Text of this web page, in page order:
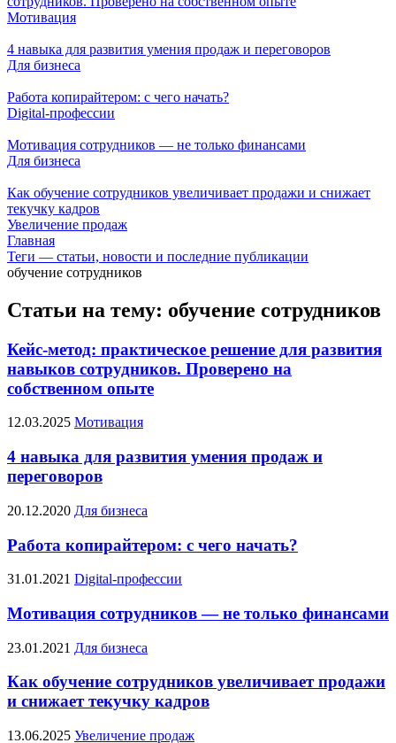
Мотивация
4 навыка для развития умения продаж и переговоров
Для бизнеса
Работа копирайтером: с чего начать?
Digital-профессии
Мотивация сотрудников — не только финансами
Для бизнеса
Как обучение сотрудников увеличивает продажи и снижает
текучку кадров
Увеличение продаж
Главная
Теги — статьи, новости и последние публикации
обучение сотрудников
Статьи на тему: обучение сотрудников
Кейс-метод: практическое решение для развития
навыков сотрудников. Проверено на
собственном опыте
12.03.2025 Мотивация
4 навыка для развития умения продаж и
переговоров
20.12.2020 Для бизнеса
Работа копирайтером: с чего начать?
31.01.2021 Digital-профессии
Мотивация сотрудников — не только финансами
23.01.2021 Для бизнеса
Как обучение сотрудников увеличивает продажи
и снижает текучку кадров
13.06.2025 Увеличение продаж